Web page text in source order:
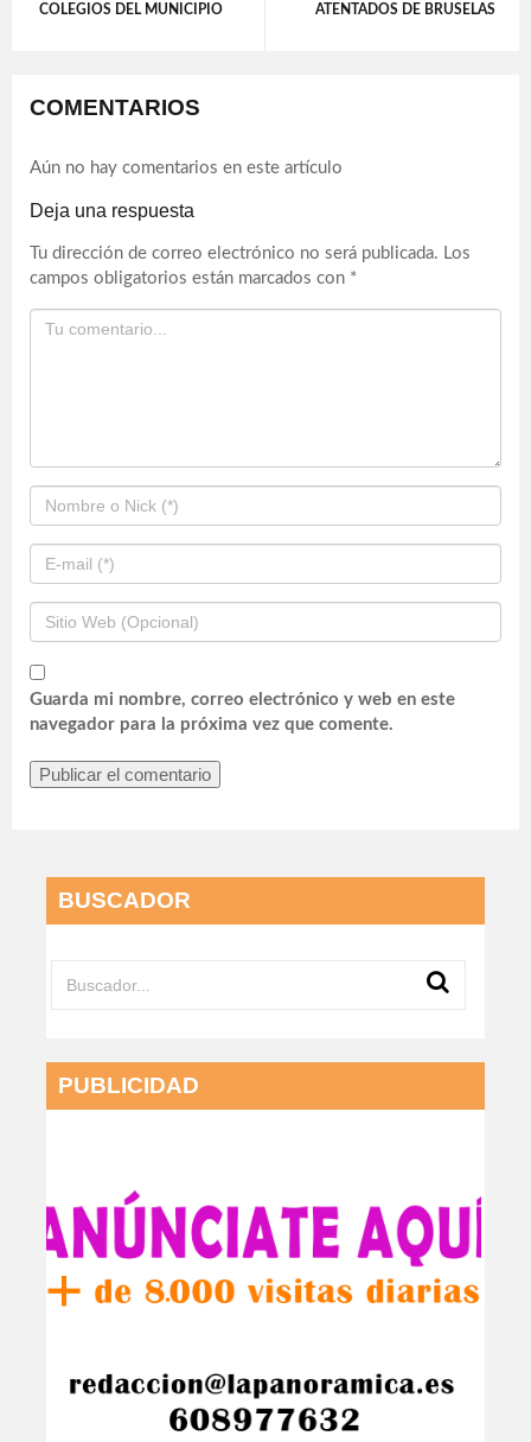
COLEGIOS DEL MUNICIPIO ATENTADOS DE BRUSELAS
COMENTARIOS
Aún no hay comentarios en este artículo
Deja una respuesta
Tu dirección de correo electrónico no será publicada. Los
campos obligatorios están marcados con *
Guarda mi nombre, correo electrónico y web en este
navegador para la próxima vez que comente.
BUSCADOR
PUBLICIDAD